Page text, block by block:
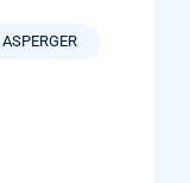
ASPERGER